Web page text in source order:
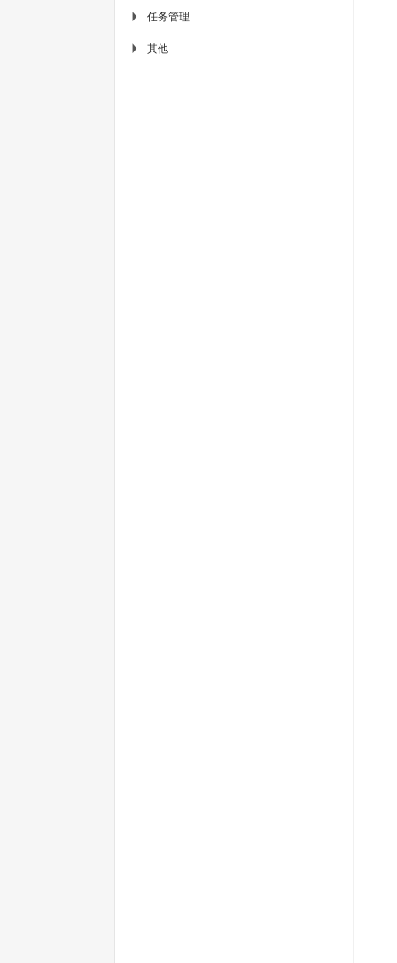
▶ 任务管理
▶ 其他